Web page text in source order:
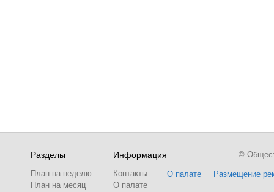
Разделы
План на неделю
План на месяц
Информация
Контакты
О палате
О палате Размещение
©